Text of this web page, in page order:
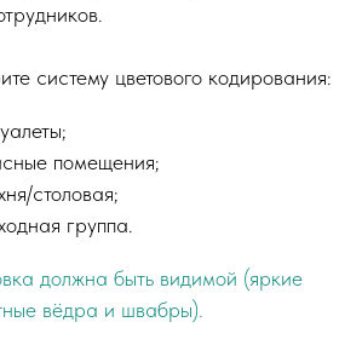
систему цветового кодирования:
помещения;
столовая;
группа.
должна быть видимой (яркие
вёдра и швабры).